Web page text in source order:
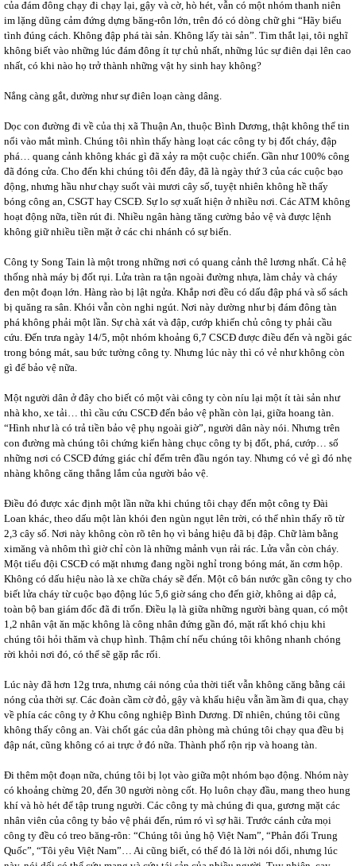
của đám đông chạy đi chạy lại, gậy và cờ, hò hét, vẫn có một nhóm thanh niên
im lặng dũng cảm đứng dựng băng-rôn lớn, trên đó có dòng chữ ghi “Hãy biểu
tình đúng cách. Không đập phá tài sản. Không lấy tài sản”. Tim thắt lại, tôi nghĩ
không biết vào những lúc đám đông ít tự chủ nhất, những lúc sự điên dại lên cao
nhất, có khi nào họ trở thành những vật hy sinh hay không?
Nắng càng gắt, dường như sự điên loạn càng dâng.
Dọc con đường đi về của thị xã Thuận An, thuộc Bình Dương, thật không thể tin
nổi vào mắt mình. Chúng tôi nhìn thấy hàng loạt các công ty bị đốt cháy, đập
phá… quang cảnh không khác gì đã xảy ra một cuộc chiến. Gần như 100% công
đã đóng cửa. Cho đến khi chúng tôi đến đây, đã là ngày thứ 3 của các cuộc bạo
động, nhưng hầu như chạy suốt vài mươi cây số, tuyệt nhiên không hề thấy
bóng công an, CSGT hay CSCĐ. Sự lo sợ xuất hiện ở nhiều nơi. Các ATM không
hoạt động nữa, tiền rút đi. Nhiều ngân hàng tăng cường bảo vệ và được lệnh
không giữ nhiều tiền mặt ở các chi nhánh có sự biến.
Công ty Song Tain là một trong những nơi có quang cảnh thê lương nhất. Cả hệ
thống nhà máy bị đốt rụi. Lửa tràn ra tận ngoài đường nhựa, làm chảy và cháy
đen một đoạn lớn. Hàng rào bị lật ngửa. Khắp nơi đều có dấu đập phá và sổ sách
bị quăng ra sân. Khói vẫn còn nghi ngút. Nơi này dường như bị đám đông tàn
phá không phải một lần. Sự chà xát và đập, cướp khiến chủ công ty phải cầu
cứu. Đến trưa ngày 14/5, một nhóm khoảng 6,7 CSCĐ được điều đến và ngồi gác
trong bóng mát, sau bức tường công ty. Nhưng lúc này thì có vẻ như không còn
gì để bảo vệ nữa.
Một người dân ở đây cho biết có một vài công ty còn níu lại một ít tài sản như
nhà kho, xe tải… thì cầu cứu CSCĐ đến bảo vệ phần còn lại, giữa hoang tàn.
“Hình như là có trả tiền bảo vệ phụ ngoài giờ”, người dân này nói. Nhưng trên
con đường mà chúng tôi chứng kiến hàng chục công ty bị đốt, phá, cướp… số
những nơi có CSCĐ đứng giác chỉ đếm trên đầu ngón tay. Nhưng có vẻ gì đó nhẹ
nhàng không căng thẳng lắm của người bảo vệ.
Điều đó được xác định một lần nữa khi chúng tôi chạy đến một công ty Đài
Loan khác, theo dấu một làn khói đen ngùn ngụt lên trời, có thể nhìn thấy rõ từ
2,3 cây số. Nơi này không còn rõ tên họ vì bảng hiệu đã bị đập. Chữ làm bằng
ximăng và nhôm thì giờ chỉ còn là những mảnh vụn rải rác. Lửa vẫn còn cháy.
Một tiểu đội CSCĐ có mặt nhưng đang ngồi nghỉ trong bóng mát, ăn cơm hộp.
Không có dấu hiệu nào là xe chữa cháy sẽ đến. Một cô bán nước gần công ty cho
biết lửa cháy từ cuộc bạo động lúc 5,6 giờ sáng cho đến giờ, không ai dập cả,
toàn bộ ban giám đốc đã đi trốn. Điều lạ là giữa những người bàng quan, có một
1,2 nhân vật ăn mặc không là công nhân đứng gần đó, mặt rất khó chịu khi
chúng tôi hỏi thăm và chụp hình. Thậm chí nếu chúng tôi không nhanh chóng
rời khỏi nơi đó, có thể sẽ gặp rắc rối.
Lúc này đã hơn 12g trưa, nhưng cái nóng của thời tiết vẫn không căng bằng cái
nóng của thời sự. Các đoàn cầm cờ đỏ, gậy và khẩu hiệu vẫn ầm ầm đi qua, chạy
về phía các công ty ở Khu công nghiệp Bình Dương. Dĩ nhiên, chúng tôi cũng
không thấy công an. Vài chốt gác của dân phòng mà chúng tôi chạy qua đều bị
đập nát, cũng không có ai trực ở đó nữa. Thành phố rộn rịp và hoang tàn.
Đi thêm một đoạn nữa, chúng tôi bị lọt vào giữa một nhóm bạo động. Nhóm này
có khoảng chừng 20, đến 30 người nòng cốt. Họ luôn chạy đầu, mang theo hung
khí và hò hét để tập trung người. Các công ty mà chúng đi qua, gương mặt các
nhân viên của công ty bảo vệ phái đến, rúm ró vì sợ hãi. Trước cánh cửa mọi
công ty đều có treo băng-rôn: “Chúng tôi ủng hộ Việt Nam”, “Phản đối Trung
Quốc”, “Tôi yêu Việt Nam”… Ai cũng biết, có thể đó là lời nói dối, nhưng lúc